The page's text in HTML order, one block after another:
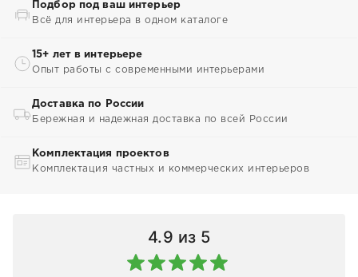
Подбор под ваш интерьер
Всё для интерьера в одном каталоге
15+ лет в интерьере
Опыт работы с современными интерьерами
Доставка по России
Бережная и надежная доставка по всей России
Комплектация проектов
Комплектация частных и коммерческих интерьеров
4.9 из 5